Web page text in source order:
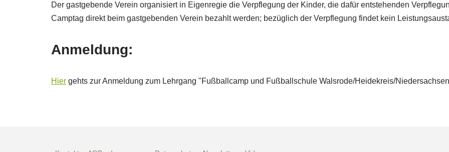
Der gastgebende Verein organisiert in Eigenregie die Verpflegung der Kinder, die dafür entstehenden
Camptag direkt beim gastgebenden Verein bezahlt werden; bezüglich der Verpflegung findet kein
Anmeldung:
Hier gehts zur Anmeldung zum Lehrgang "Fußballcamp und Fußballschule Walsrode/Heidekreis/